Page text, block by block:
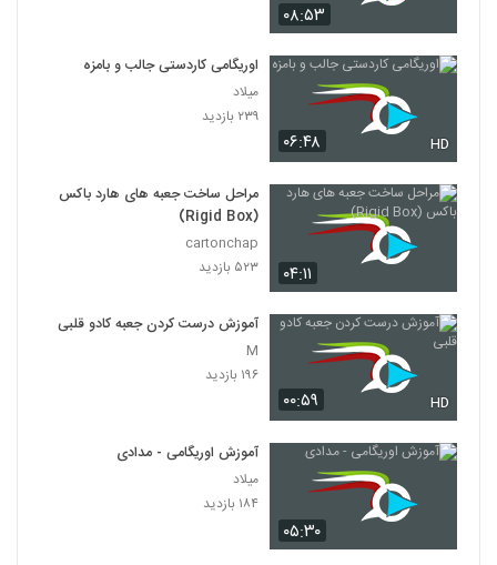
۰۸:۵۳
۰۶:۴۸ HD
اوریگامی کاردستی جالب و بامزه
میلاد
۲۳۹ بازدید
۰۴:۱۱
مراحل ساخت جعبه های هارد باکس
(Rigid Box)
cartonchap
۵۲۳ بازدید
۰۰:۵۹ HD
آموزش درست کردن جعبه کادو قلبی
M
۱۹۶ بازدید
۰۵:۳۰
آموزش اوریگامی - مدادی
میلاد
۱۸۴ بازدید